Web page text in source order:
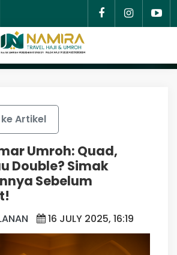
Artikel
Umroh: Quad,
Double? Simak
Sebelum
16 JULY 2025, 16:19